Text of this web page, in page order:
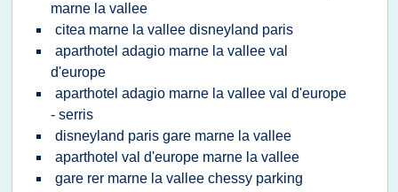
marne la vallee
citea marne la vallee disneyland paris
aparthotel adagio marne la vallee val
d'europe
aparthotel adagio marne la vallee val d'europe
- serris
disneyland paris gare marne la vallee
aparthotel val d'europe marne la vallee
gare rer marne la vallee chessy parking